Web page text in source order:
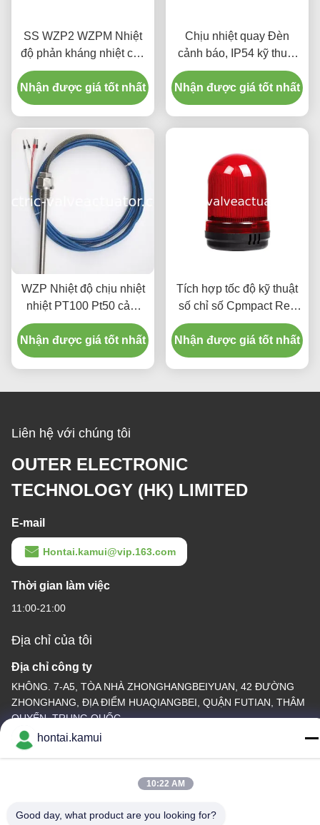
SS WZP2 WZPM Nhiệt
độ phản kháng nhiệt của
tấm đệm máy phát PT100
PT1000
Nhận được giá tốt nhất
Chịu nhiệt quay Đèn
cảnh báo, IP54 kỹ thuật
số tốc độ Chỉ số
Nhận được giá tốt nhất
WZP Nhiệt độ chịu nhiệt
nhiệt PT100 Pt50 cảm
biến nhiệt độ
Nhận được giá tốt nhất
Tích hợp tốc độ kỹ thuật
số chỉ số Cpmpact Red
Buzzer Lights Cảnh báo
Nhận được giá tốt nhất
Liên hệ với chúng tôi
OUTER ELECTRONIC
TECHNOLOGY (HK) LIMITED
E-mail
Hontai.kamui@vip.163.com
Thời gian làm việc
11:00-21:00
Địa chỉ của tôi
Địa chỉ công ty
KHÔNG. 7-A5, TÒA NHÀ ZHONGHANGBEIYUAN, 42 ĐƯỜNG
ZHONGHANG, ĐỊA ĐIỂM HUAQIANGBEI, QUẬN FUTIAN, THÂM
QUYẾN, TRUNG QUỐC
Địa chỉ nhà máy
hontai.kamui
10:22 AM
Good day, what product are you looking for?